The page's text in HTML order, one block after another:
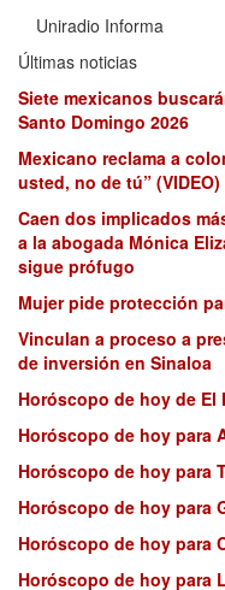
Uniradio Informa
Últimas noticias
Siete mexicanos
Santo Domingo 2026
Mexicano reclama a
usted, no de tú” (VIDEO)
Caen dos implicados
a la abogada Mónica
sigue prófugo
Mujer pide protección
Vinculan a proceso a
de inversión en Sinaloa
Horóscopo de hoy de El
Horóscopo de hoy para
Horóscopo de hoy para
Horóscopo de hoy para
Horóscopo de hoy para
Horóscopo de hoy para